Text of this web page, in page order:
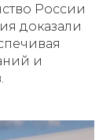
России
доказали
и